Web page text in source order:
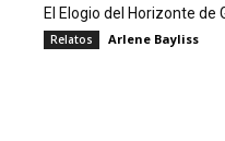
El Elogio del Horizonte de
Relatos Arlene Bayliss